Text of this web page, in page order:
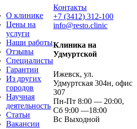
О клинике
Цены на
услуги
Наши работы
Отзывы
Специалисты
Гарантии
Из других
городов
Научная
деятельность
Статьи
Вакансии
Контакты
+7 (3412) 312-100
info@resto.clinic
Клиника на
Удмуртской
Ижевск, ул.
Удмуртская 304н, офис
307
Пн-Пт 8:00 — 20:00,
Сб 9:00 —18:00
Вс Выходной